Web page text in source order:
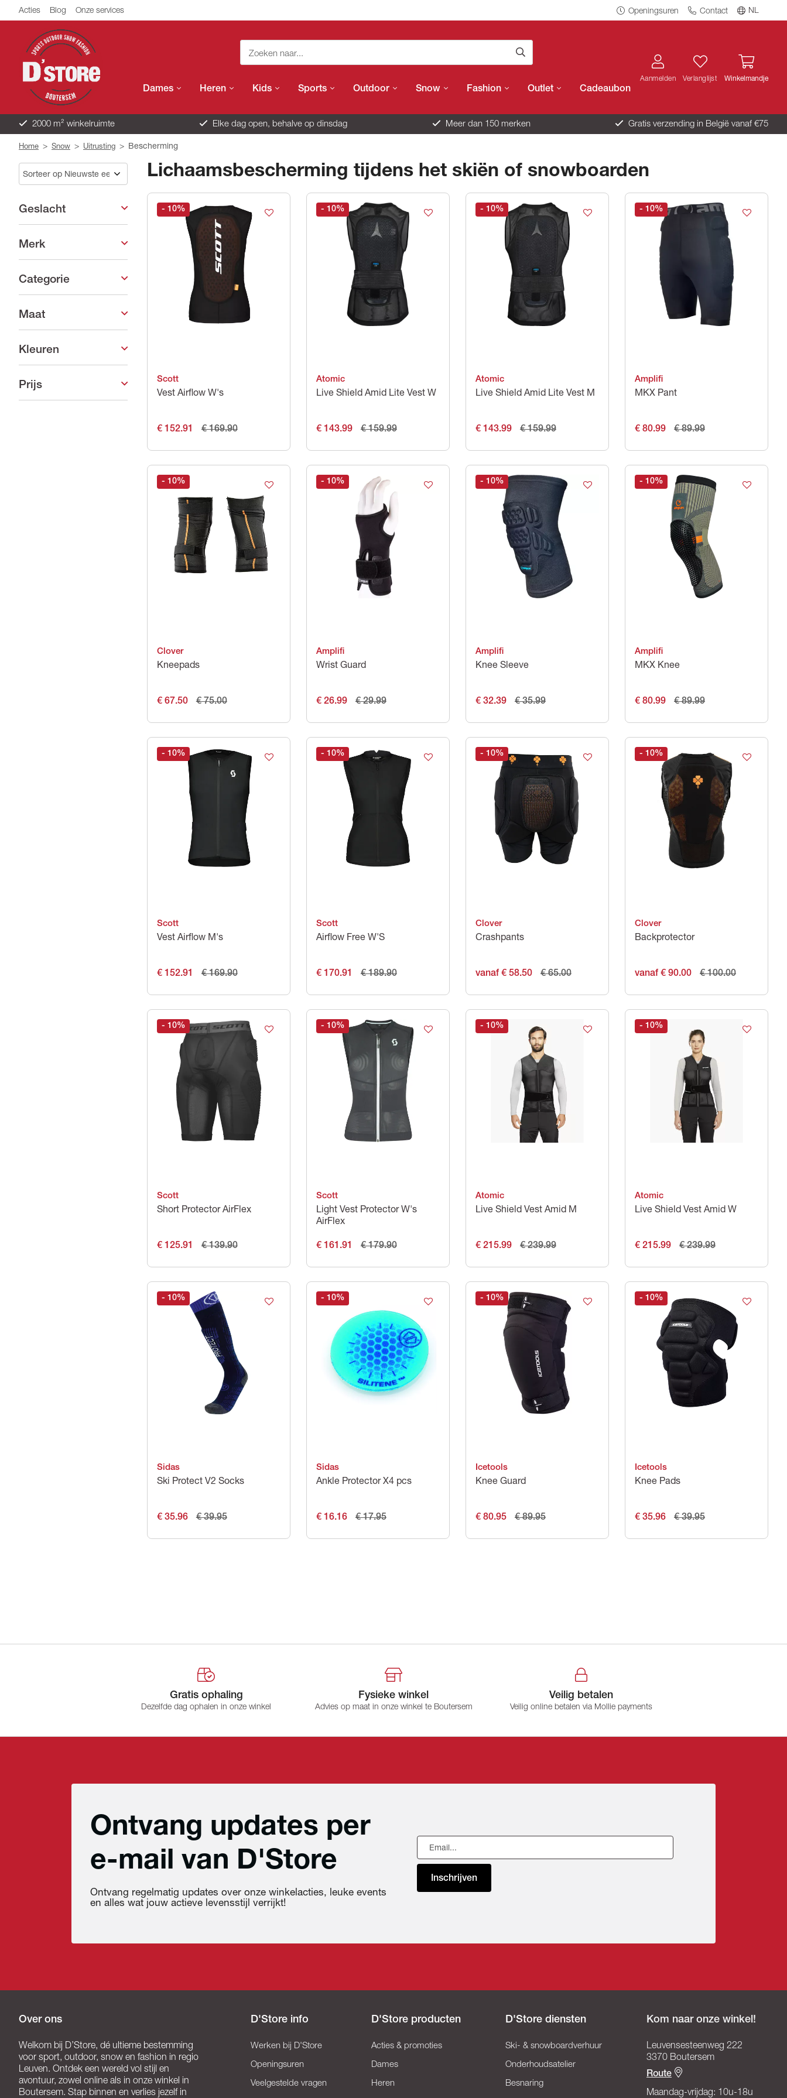
Acties Blog Onze services Openingsuren NL
Contact
Dames Heren Kids Sports Outdoor Snow Fashion Outlet Cadeaubon
Aanmelden Verlanglijst Winkelmandje
2000 m² winkelruimte Elke dag open, behalve op dinsdag Meer dan 150 merken Gratis verzending in België vanaf €75
Home > Snow > Uitrusting > Bescherming
Geslacht
Merk
Categorie
Maat
Kleuren
Prijs
Lichaamsbescherming tijdens het skiën of snowboarden
Scott
Vest Airflow W's
€ 152.91 € 169.90
- 10%
Atomic
Live Shield Amid Lite Vest W
€ 143.99 € 159.99
- 10%
Atomic
Live Shield Amid Lite Vest M
€ 143.99 € 159.99
- 10%
Amplifi
MKX Pant
€ 80.99 € 89.99
- 10%
Clover
Kneepads
€ 67.50 € 75.00
- 10%
Amplifi
Wrist Guard
€ 26.99 € 29.99
- 10%
Amplifi
Knee Sleeve
€ 32.39 € 35.99
- 10%
Amplifi
MKX Knee
€ 80.99 € 89.99
- 10%
Scott
Vest Airflow M's
€ 152.91 € 169.90
- 10%
Scott
Airflow Free W'S
€ 170.91 € 189.90
- 10%
Clover
Crashpants
vanaf € 58.50 € 65.00
- 10%
Clover
Backprotector
vanaf € 90.00 € 100.00
- 10%
Scott
Short Protector AirFlex
€ 125.91 € 139.90
- 10%
Scott
Light Vest Protector W's
AirFlex
€ 161.91 € 179.90
- 10%
Atomic
Live Shield Vest Amid M
€ 215.99 € 239.99
- 10%
Atomic
Live Shield Vest Amid W
€ 215.99 € 239.99
- 10%
Sidas
Ski Protect V2 Socks
€ 35.96 € 39.95
- 10%
Sidas
Ankle Protector X4 pcs
€ 16.16 € 17.95
- 10%
Icetools
Knee Guard
€ 80.95 € 89.95
- 10%
Icetools
Knee Pads
€ 35.96 € 39.95
- 10%
Gratis ophaling
Dezelfde dag ophalen in onze winkel
Fysieke winkel
Advies op maat in onze winkel te Boutersem
Veilig betalen
Veilig online betalen via Mollie payments
Ontvang updates per
e-mail van D'Store
Ontvang regelmatig updates over onze winkelacties, leuke events
en alles wat jouw actieve levensstijl verrijkt!
Inschrijven
Over ons
Welkom bij D’Store, dé ultieme bestemming
voor sport, outdoor, snow en fashion in regio
Leuven. Ontdek een wereld vol stijl en
avontuur, zowel online als in onze winkel in
Boutersem. Stap binnen en verlies jezelf in
D'Store info
Werken bij D'Store
Openingsuren
Veelgestelde vragen
D'Store producten
Acties & promoties
Dames
Heren
D'Store diensten
Ski- & snowboardverhuur
Onderhoudsatelier
Besnaring
Kom naar onze winkel!
Leuvensesteenweg 222
3370 Boutersem
Route
Maandag-vrijdag: 10u-18u